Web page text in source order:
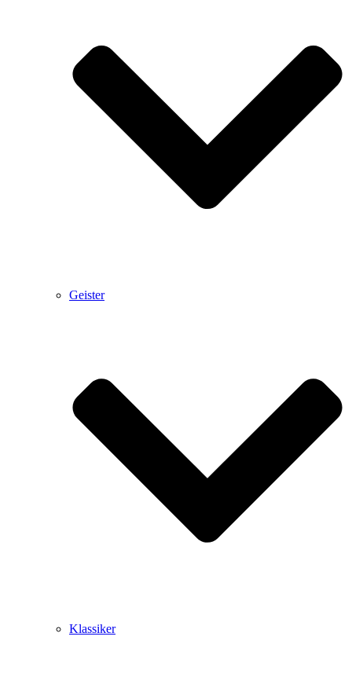
Geister
Klassiker